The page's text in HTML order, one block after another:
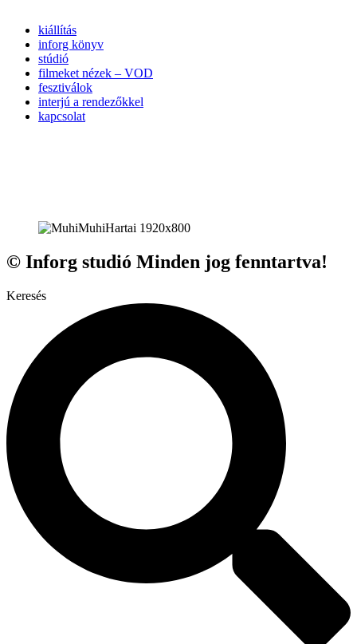
kiállítás
inforg könyv
stúdió
filmeket nézek – VOD
fesztiválok
interjú a rendezőkkel
kapcsolat
© Inforg studió Minden jog fenntartva!
Keresés